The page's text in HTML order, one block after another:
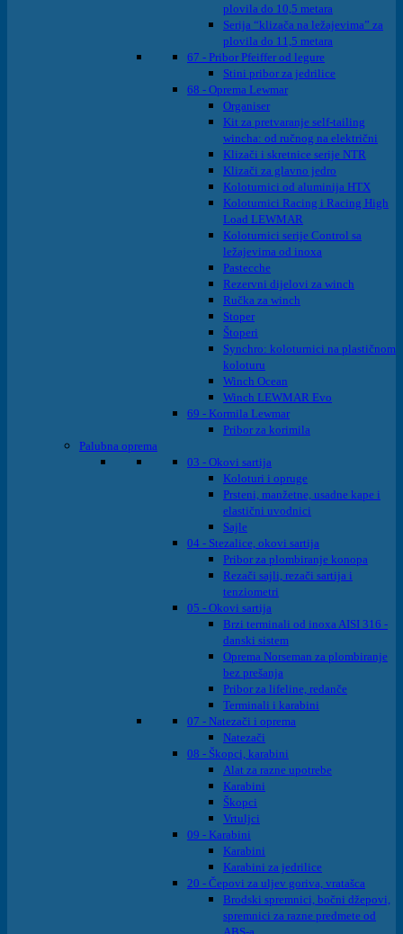
plovila do 10,5 metara
Serija “klizača na ležajevima” za
plovila do 11,5 metara
67 - Pribor Pfeiffer od legure
Stini pribor za jedrilice
68 - Oprema Lewmar
Organiser
Kit za pretvaranje self-tailing
wincha: od ručnog na električni
Klizači i skretnice serije NTR
Klizači za glavno jedro
Koloturnici od aluminija HTX
Koloturnici Racing i Racing High
Load LEWMAR
Koloturnici serije Control sa
ležajevima od inoxa
Pastecche
Rezervni dijelovi za winch
Ručka za winch
Stoper
Štoperi
Synchro: koloturnici na plastičnom
koloturu
Winch Ocean
Winch LEWMAR Evo
69 - Kormila Lewmar
Pribor za korimila
Palubna oprema
03 - Okovi sartija
Koloturi i opruge
Prsteni, manžetne, usadne kape i
elastični uvodnici
Sajle
04 - Stezalice, okovi sartija
Pribor za plombiranje konopa
Rezači sajli, rezači sartija i
tenziometri
05 - Okovi sartija
Brzi terminali od inoxa AISI 316 -
danski sistem
Oprema Norseman za plombiranje
bez prešanja
Pribor za lifeline, redanče
Terminali i karabini
07 - Natezači i oprema
Natezači
08 - Škopci, karabini
Alat za razne upotrebe
Karabini
Škopci
Vrtuljci
09 - Karabini
Karabini
Karabini za jedrilice
20 - Čepovi za uljev goriva, vratašca
Brodski spremnici, bočni džepovi,
spremnici za razne predmete od